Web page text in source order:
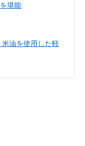
堪能
油を使用した軽